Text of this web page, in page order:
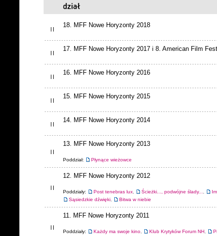
18. MFF Nowe Horyzonty 2018
17. MFF Nowe Horyzonty 2017 i 8. American Film
16. MFF Nowe Horyzonty 2016
15. MFF Nowe Horyzonty 2015
14. MFF Nowe Horyzonty 2014
13. MFF Nowe Horyzonty 2013
Poddział: Płynące wieżowce
12. MFF Nowe Horyzonty 2012
Poddziały: Post tenebras lux, Ścieżki..., podwójne ślady...,
Sąsiedzkie dźwięki, Bitwa w niebie
11. MFF Nowe Horyzonty 2011
Poddziały: Każdy ma swoje kino, Klub Krytyków Forum NH,